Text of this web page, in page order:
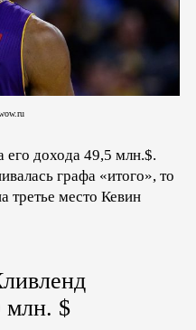
дохода 49,5 млн.$.
графа «итого», то
третье место Кевин
млн. $